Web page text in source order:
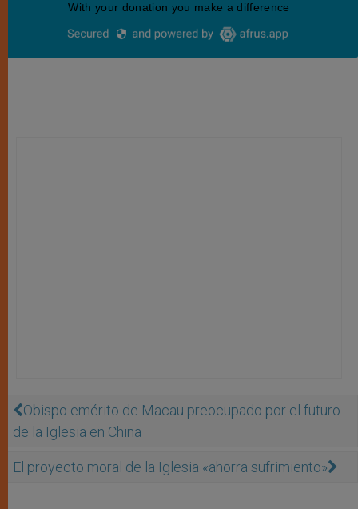
Obispo emérito de Macau preocupado por el futuro
de la Iglesia en China
El proyecto moral de la Iglesia «ahorra sufrimiento»